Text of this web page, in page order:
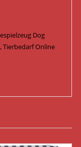
Dog
Tierbedarf Online